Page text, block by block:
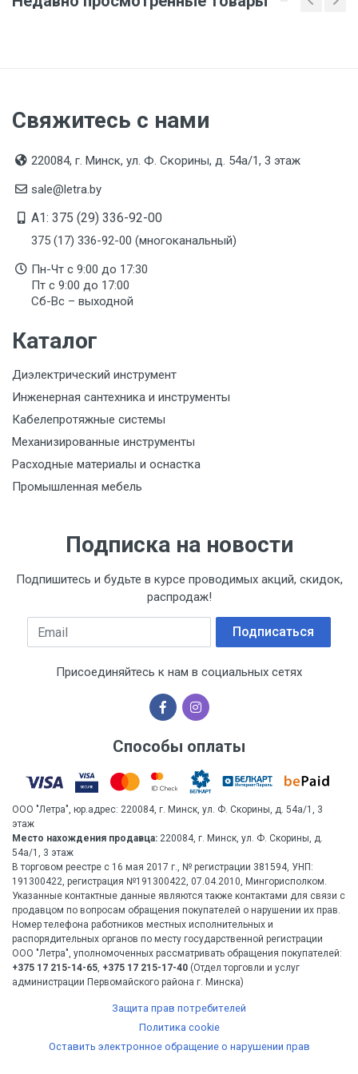
Свяжитесь с нами
220084, г. Минск, ул. Ф. Скорины, д. 54а/1, 3 этаж
sale@letra.by
A1: 375 (29) 336-92-00
375 (17) 336-92-00 (многоканальный)
Пн-Чт с 9:00 до 17:30
Пт с 9:00 до 17:00
Сб-Вс – выходной
Каталог
Диэлектрический инструмент
Инженерная сантехника и инструменты
Кабелепротяжные системы
Механизированные инструменты
Расходные материалы и оснастка
Промышленная мебель
Подписка на новости
Подпишитесь и будьте в курсе проводимых акций, скидок,
распродаж!
Email Подписаться
Присоединяйтесь к нам в социальных сетях
Способы оплаты
ООО "Летра", юр.адрес: 220084, г. Минск, ул. Ф. Скорины, д. 54а/1, 3
этаж
Место нахождения продавца: 220084, г. Минск, ул. Ф. Скорины, д.
54а/1, 3 этаж
В торговом реестре с 16 мая 2017 г., № регистрации 381594, УНП:
191300422, регистрация №191300422, 07.04.2010, Мингорисполком.
Указанные контактные данные являются также контактами для связи с
продавцом по вопросам обращения покупателей о нарушении их прав.
Номер телефона работников местных исполнительных и
распорядительных органов по месту государственной регистрации
ООО "Летра", уполномоченных рассматривать обращения покупателей:
+375 17 215-14-65, +375 17 215-17-40 (Отдел торговли и услуг
администрации Первомайского района г. Минска)
Защита прав потребителей
Политика cookie
Оставить электронное обращение о нарушении прав